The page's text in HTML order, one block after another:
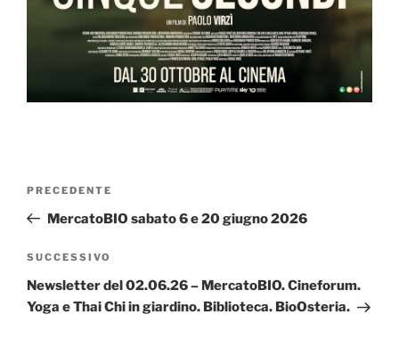
Articolo
precedente:
PRECEDENTE
MercatoBIO sabato 6 e 20 giugno 2026
Articolo
successivo
SUCCESSIVO
Newsletter del 02.06.26 – MercatoBIO. Cineforum.
Yoga e Thai Chi in giardino. Biblioteca. BioOsteria.